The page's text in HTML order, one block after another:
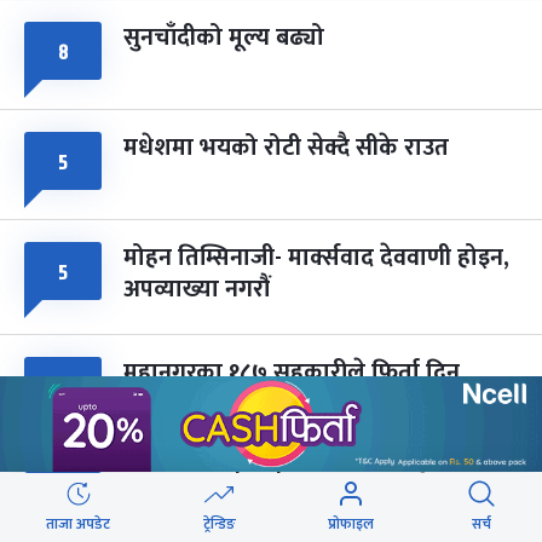
८ सुनचाँदीको मूल्य बढ्यो
५ मधेशमा भयको रोटी सेक्दै सीके राउत
५ मोहन तिम्सिनाजी- मार्क्सवाद देववाणी होइन,
अपव्याख्या नगरौं
५ महानगरका १८७ सहकारीले फिर्ता दिन
सकेनन् सवा ८ अर्ब
४ राजमार्ग दायाँबायाँका जग्गामा लाग्ने विकास
कर ५ प्रतिशत बिन्दु बढाइँदै
ताजा अपडेट ट्रेन्डिङ प्रोफाइल सर्च